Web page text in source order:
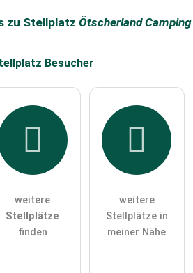
veröffentlicht)
ich die .
Abbrechen
Sie, öffentliche Fragen sind
zu Stellplatz Ötscherland Camping
Besucher
weitere
Stellplätze
finden
weitere
Stellplätze in
meiner Nähe